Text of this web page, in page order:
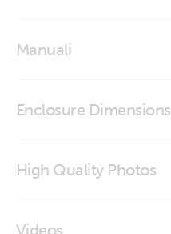
Manuali
Enclosure Dimensions
High Quality Photos
Videos